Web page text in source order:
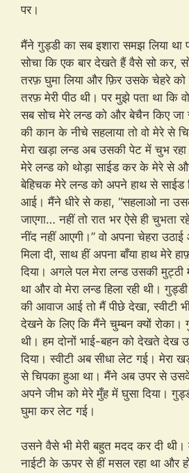
पर।
मैंने गुड्डी का सब इशारा समझ लिया
सोचा कि एक बार देखते हैं वैसे सो कर,
तरफ़ घुमा लिया और फ़िर उसके चेहरे को
तरफ़ मेरी पीठ थी। पर मुझे पता था कि
सब सोच मेरे लन्ड को और बेचैन किए जा
की कान के नीचे सहलाया तो वो मेरे से
मेरा खड़ा लन्ड अब उसकी पेट में चुभ रहा
मेरे लन्ड को थोड़ा साईड कर के मेरे से
बेहिचक मेरे लन्ड को अपने हाथ से साईड
आई। मैंने धीरे से कहा, “सहलाओ ना
जाएगा… नहीं तो रात भर ऐसे ही चुभता
नींद नहीं आएगी।” वो अपना चेहरा
मिला दी, साथ हीं अपना बाँया हाथ मेरे
दिया। अगले पल मेरा लन्ड उसकी
था और वो मेरा लन्ड हिला रही थी।
की आवाज आई तो मैं पीछे देखा, स्वीटी
देखने के लिए कि मैंने चुम्बन क्यों रोका।
थी। हम दोनों भाई-बहन को देखते देख
दिया। स्वीटी अब सीधा लेट गई। मेरा
से चिपका हुआ था। मैंने अब उपर से
अपने जीभ को मेरे मुँह में घुसा दिया।
घुमा कर लेट गई।
उसने वैसे भी मेरी बहुत मदद कर दी थी।
नाईटी के ऊपर से हीं मसल रहा था और